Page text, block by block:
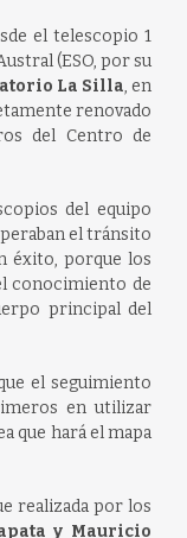
el telescopio 1
(ESO, por su
La Silla, en
renovado
del Centro de
del equipo
el tránsito
éxito, porque los
conocimiento de
principal del
el seguimiento
en utilizar
que hará el mapa
realizada por los
y Mauricio